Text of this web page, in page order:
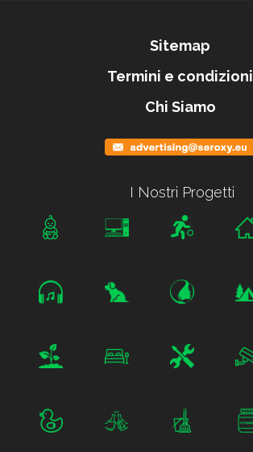
Sitemap
Termini e condizioni
Chi Siamo
I Nostri Progetti